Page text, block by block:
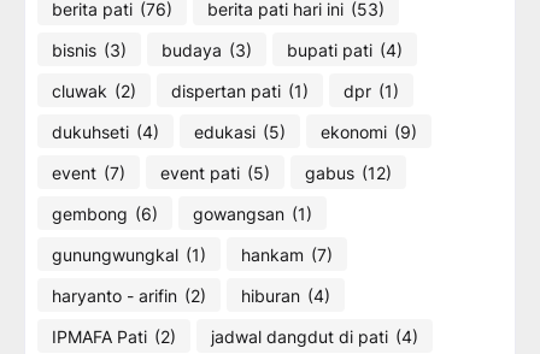
berita pati (76) berita pati hari ini (53)
bisnis (3) budaya (3) bupati pati (4)
cluwak (2) dispertan pati (1) dpr (1)
dukuhseti (4) edukasi (5) ekonomi (9)
event (7) event pati (5) gabus (12)
gembong (6) gowangsan (1)
gunungwungkal (1) hankam (7)
haryanto - arifin (2) hiburan (4)
IPMAFA Pati (2) jadwal dangdut di pati (4)